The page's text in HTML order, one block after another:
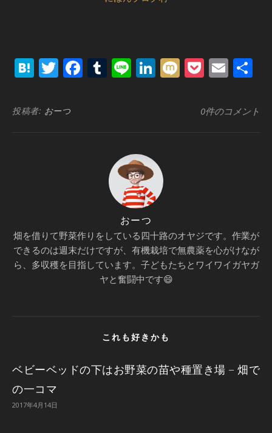
Hatena
Twitter
Facebook
Tumblr
LineLinkedIn
MixiPocket
投稿者: おーつ 0件のコメント
おーつ
畑を借りて野菜作りをしている四十路のオヤジです。作業が
できるのは週末だけですが、有機栽培で無農薬を心がけなが
ら、多収穫を目指しています。子どもたちとワイワイガヤガ
ヤと奮闘中です😄
これも好きかも
ベビーベッドの下はお野菜の苗や種置き場 – 畑で
の一コマ
2017年4月14日